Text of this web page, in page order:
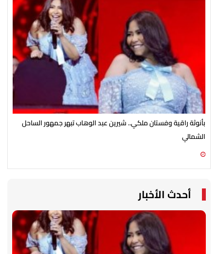
بأنوثة راقية وفستان ملكي.. شيرين عبد الوهاب تبهر جمهور الساحل
الشمالي
أحدث الأخبار